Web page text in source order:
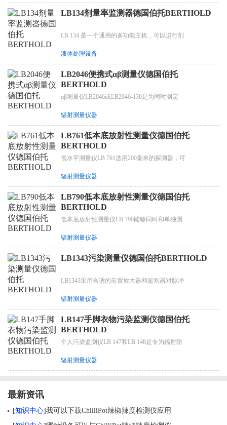
LB134剂量率监测器德国伯托BERTHOLD
LB 134 是一个通用的多功能主机，可以进行剂
液体处理设备
LB2046便携式αβ测量仪德国伯托
BERTHOLD
αβ测量仪LB2046或LB2046-130是为同时测定
辐射测量仪器
LB761低本底放射性测量仪德国伯托
BERTHOLD
低水平测量仪LB 761选用200毫米的探测器，可
辐射测量仪器
LB790低本底放射性测量仪德国伯托
BERTHOLD
低本底放射性测量仪LB 790能够同时和单独测
辐射测量仪器
LB1343污染测量仪德国伯托BERTHOLD
LB1343采用合适的前置放大器和鉴别器对脉冲
辐射测量仪器
LB147手脚衣物污染监测仪德国伯托
BERTHOLD
个人污染监测仪LB 147和LB 148是专为辐射防
辐射测量仪器
最新资讯
[知识中心]我可以下载ChilliPot辣椒辣度检测仪应用